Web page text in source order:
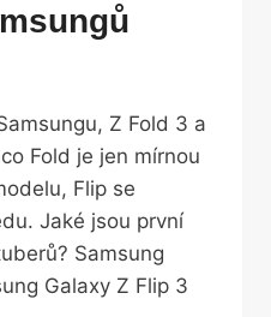
Z Fold 3 a
Fold je jen mírnou
Flip se
Jaké jsou první
Samsung
Galaxy Z Flip 3